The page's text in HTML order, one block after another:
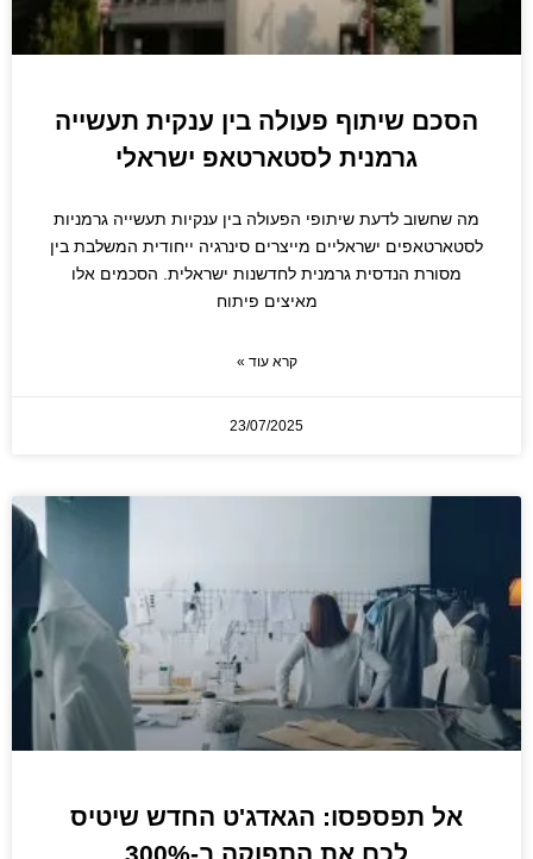
הסכם שיתוף פעולה בין ענקית תעשייה
גרמנית לסטארטאפ ישראלי
מה שחשוב לדעת שיתופי הפעולה בין ענקיות תעשייה גרמניות
לסטארטאפים ישראליים מייצרים סינרגיה ייחודית המשלבת בין
מסורת הנדסית גרמנית לחדשנות ישראלית. הסכמים אלו
מאיצים פיתוח
קרא עוד »
23/07/2025
אל תפספסו: הגאדג'ט החדש שיטיס